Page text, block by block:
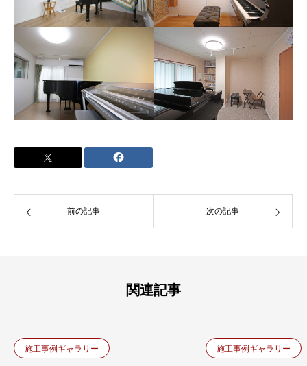
前の記事 次の記事
関連記事
施工事例ギャラリー 施工事例ギャラリー